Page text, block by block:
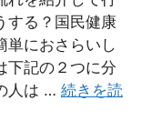
する？国民健康
単におさらいし
下記の２つに分
人は … 続きを読